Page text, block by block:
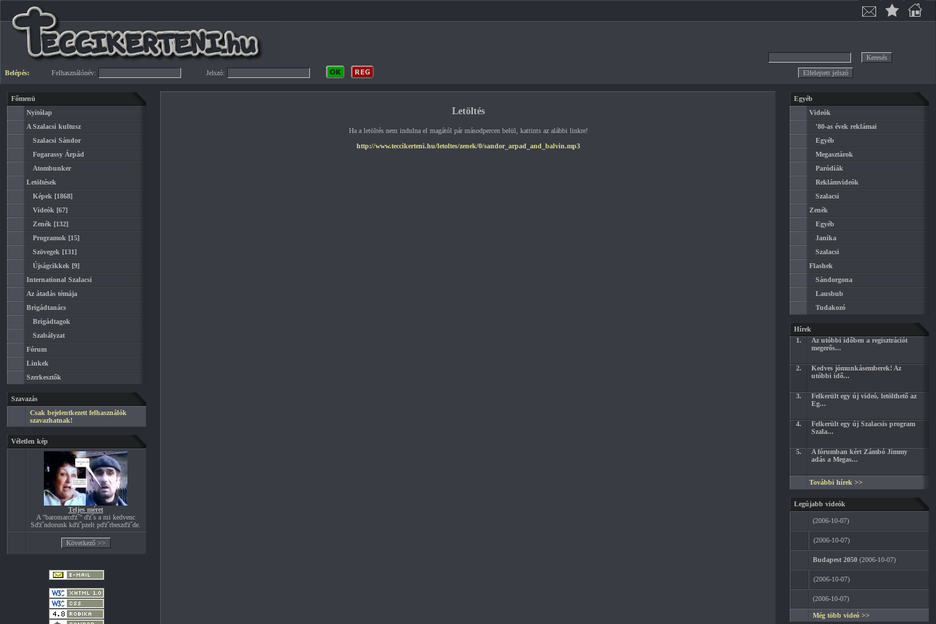
Belépés: Felhasználónév: Jelszó:
Főmenü
Nyitólap
A Szalacsi kultusz
Szalacsi Sándor
Fogarassy Árpád
Atombunker
Letöltések
Képek [1868]
Videók [67]
Zenék [132]
Programok [15]
Szövegek [131]
Újságcikkek [9]
International Szalacsi
Az átadás témája
Brigádtanács
Brigádtagok
Szabályzat
Fórum
Linkek
Szerkesztők
Szavazás
Csak bejelentkezett felhasználók
szavazhatnak!
Véletlen kép
Teljes méret
A "baromarcďż˝" ďż˝s a mi kedvenc
Sďż˝ndorunk kďż˝pzelt pďż˝rbeszďż˝de.
Letöltés
Ha a letöltés nem indulna el magától pár másodpercen belül, kattints az alábbi linkre!
http://www.teccikerteni.hu/letoltes/zenek/0/sandor_arpad_and_balvin.mp3
Egyéb
Videók
'80-as évek reklámai
Egyéb
Megasztárok
Paródiák
Reklámvideók
Szalacsi
Zenék
Egyéb
Janika
Szalacsi
Flashek
Sándorgona
Lausbub
Tudakozó
Hírek
1.
Az utóbbi időben a regisztrációt
megerős...
2.
Kedves jómunkásemberek! Az
utóbbi idő...
3.
Felkerült egy új videó, letölthető az
Eg...
4.
Felkerült egy új Szalacsis program
Szala...
5.
A fórumban kért Zámbó Jimmy
adás a Megas...
További hírek >>
Legújabb videók
(2006-10-07)
(2006-10-07)
Budapest 2050 (2006-10-07)
(2006-10-07)
(2006-10-07)
Még több videó >>